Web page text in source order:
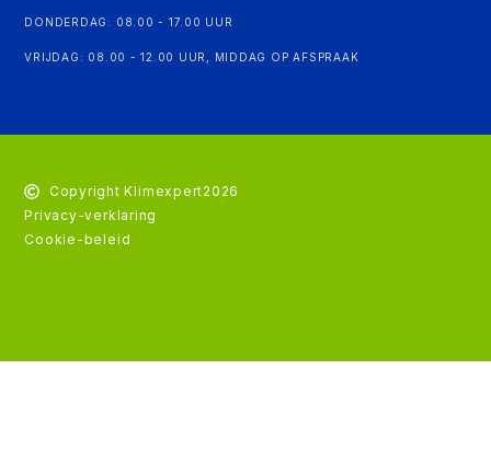
DONDERDAG: 08.00 - 17.00 UUR
VRIJDAG: 08.00 - 12.00 UUR, MIDDAG OP AFSPRAAK
Copyright Klimexpert2026
Privacy-verklaring
Cookie-beleid